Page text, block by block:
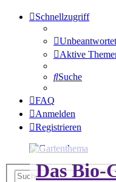
Schnellzugriff
Aktive
Suche
FAQ
Anmelden
Registrieren
Das Bio-